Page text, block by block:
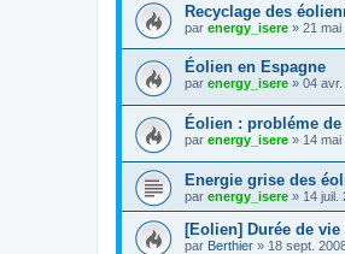
Recyclage des
par energy_isere » 21 mai
Éolien en Espagne
par energy_isere » 04 avr.
Éolien : probléme
par energy_isere » 14
Energie grise des
par energy_isere » 14 juil.
[Eolien] Durée de
par Berthier » 18 sept.